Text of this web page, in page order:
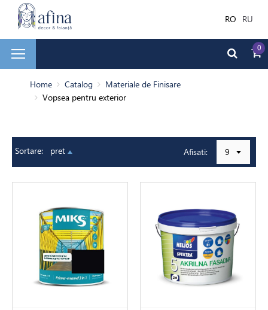
RO RU
faianță
0
Home Catalog
Materiale de Finisare
Vopsea pentru exterior
Sortare: pret Afisati: 9